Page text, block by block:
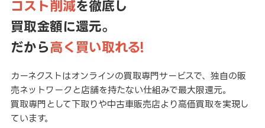
コスト削減を徹底し
買取金額に還元。
だから高く買い取れる!
カーネクストはオンラインの買取専門サービスで、独自の販
売ネットワークと店舗を持たない仕組みで最大限還元。
買取専門として下取りや中古車販売店より高価買取を実現し
ています。